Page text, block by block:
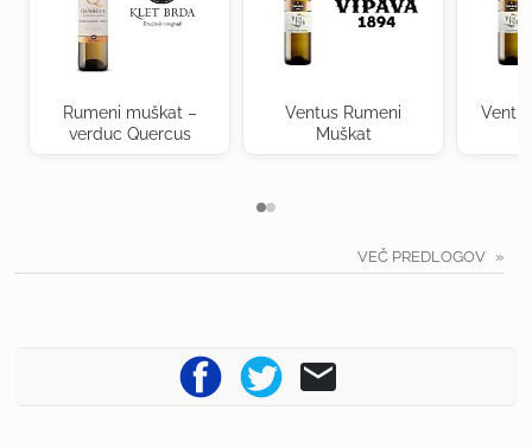
Rumeni muškat –
verduc Quercus
Ventus Rumeni
Muškat
VEČ PREDLOGOV